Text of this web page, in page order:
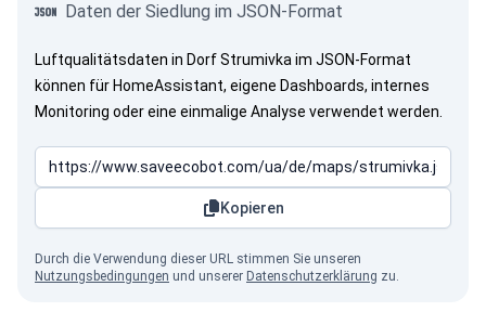
Daten der Siedlung im JSON-Format
Luftqualitätsdaten in Dorf Strumivka im JSON-Format
können für HomeAssistant, eigene Dashboards, internes
Monitoring oder eine einmalige Analyse verwendet werden.
Kopieren
Durch die Verwendung dieser URL stimmen Sie unseren
Nutzungsbedingungen und unserer Datenschutzerklärung zu.